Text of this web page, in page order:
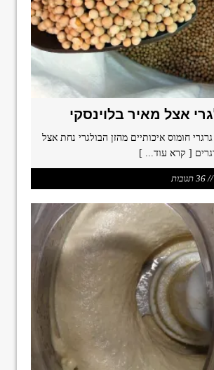
אצל מאיר בלוינסקי
חומוס איכותיים מהזן הבולגרי נחת אצל
[ קרא עוד... ]